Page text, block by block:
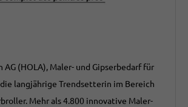
AG (HOLA), Maler- und Gipserbedarf für
langjährige Trendsetterin im Bereich
Mehr als 4.800 innovative Maler-